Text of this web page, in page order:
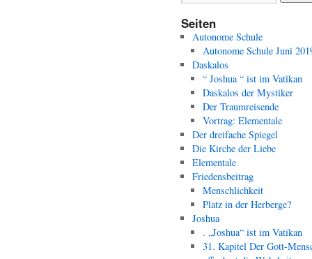
Seiten
Autonome Schule
Autonome Schule Juni
Daskalos
“ Joshua “ ist im Vatikan
Daskalos der Mystiker
Der Traumreisende
Vortrag: Elementale
Der dreifache Spiegel
Die Kirche der Liebe
Elementale
Friedensbeitrag
Menschlichkeit
Platz in der Herberge?
Joshua
. „Joshua“ ist im Vatikan
31. Kapitel Der Gott-